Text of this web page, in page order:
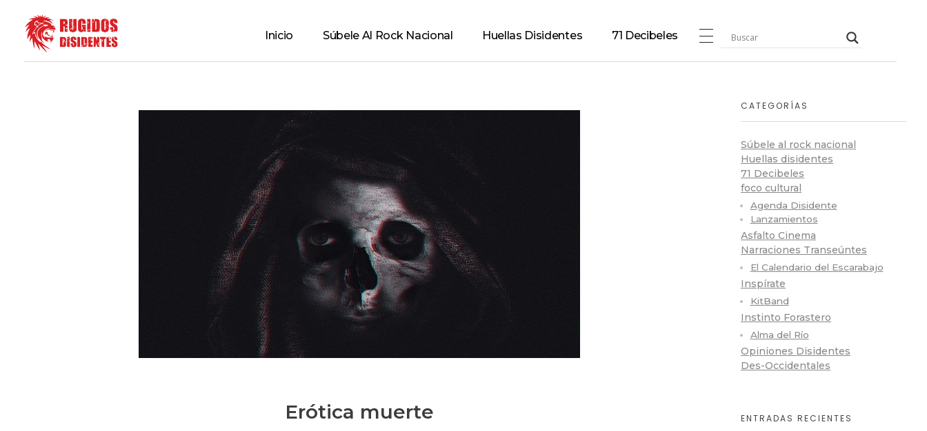
Rugidos Disidentes
Bogotá - Colombia | ISSN 2619-5569
Inicio Súbele Al Rock Nacional Huellas Disidentes 71 Decibeles
Erótica muerte
CATEGORÍAS
Súbele al rock nacional
Huellas disidentes
71 Decibeles
foco cultural
Agenda Disidente
Lanzamientos
Asfalto Cinema
Narraciones Transeúntes
El Calendario del Escarabajo
Inspírate
KitBand
Instinto Forastero
Alma del Río
Opiniones Disidentes
Des-Occidentales
ENTRADAS RECIENTES